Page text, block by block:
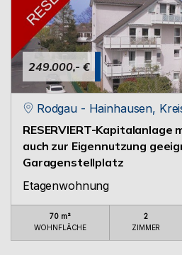
249.000,- €
Rodgau - Hainhausen,
RESERVIERT-Kapitalanlage
auch zur Eigennutzung
Garagenstellplatz
Etagenwohnung
70 m²
WOHNFLÄCHE
2
ZIMMER